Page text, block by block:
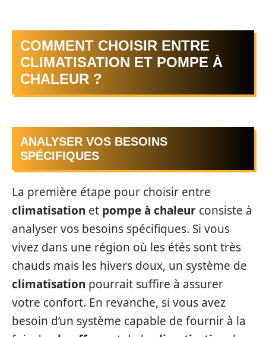
COMMENT CHOISIR ENTRE
CLIMATISATION ET POMPE À
CHALEUR ?
ANALYSER VOS BESOINS
SPÉCIFIQUES
La première étape pour choisir entre
climatisation et pompe à chaleur consiste à
analyser vos besoins spécifiques. Si vous
vivez dans une région où les étés sont très
chauds mais les hivers doux, un système de
climatisation pourrait suffire à assurer
votre confort. En revanche, si vous avez
besoin d’un système capable de fournir à la